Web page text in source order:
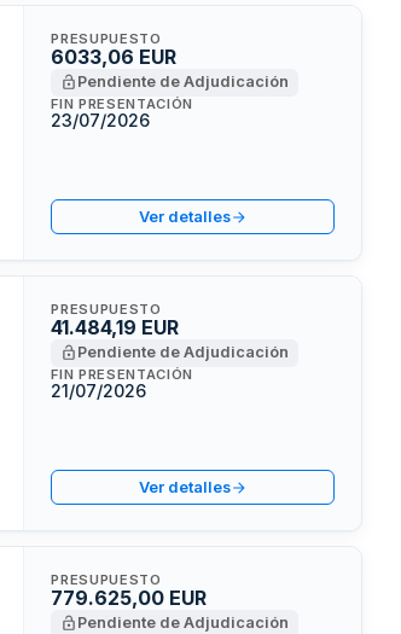
PRESUPUESTO
6033,06 EUR
Pendiente de Adjudicación
FIN PRESENTACIÓN
23/07/2026
Ver detalles
PRESUPUESTO
41.484,19 EUR
Pendiente de Adjudicación
FIN PRESENTACIÓN
21/07/2026
Ver detalles
PRESUPUESTO
779.625,00 EUR
Pendiente de Adjudicación